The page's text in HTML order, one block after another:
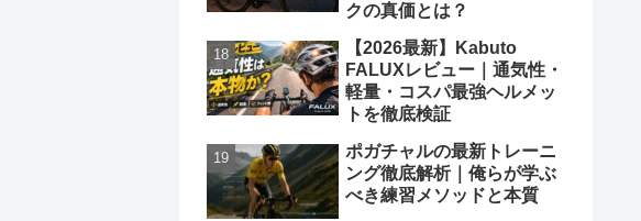
クの真価とは？
【2026最新】Kabuto
FALUXレビュー｜通気性・
軽量・コスパ最強ヘルメッ
トを徹底検証
ポガチャルの最新トレーニ
ング徹底解析｜俺らが学ぶ
べき練習メソッドと本質